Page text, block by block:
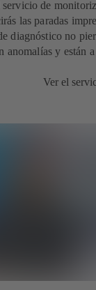
de
las paradas
diagnóstico no
anomalías y están
Ver el